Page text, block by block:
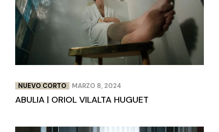
NUEVO CORTO MARZO 8, 2024
ABULIA | ORIOL VILALTA HUGUET